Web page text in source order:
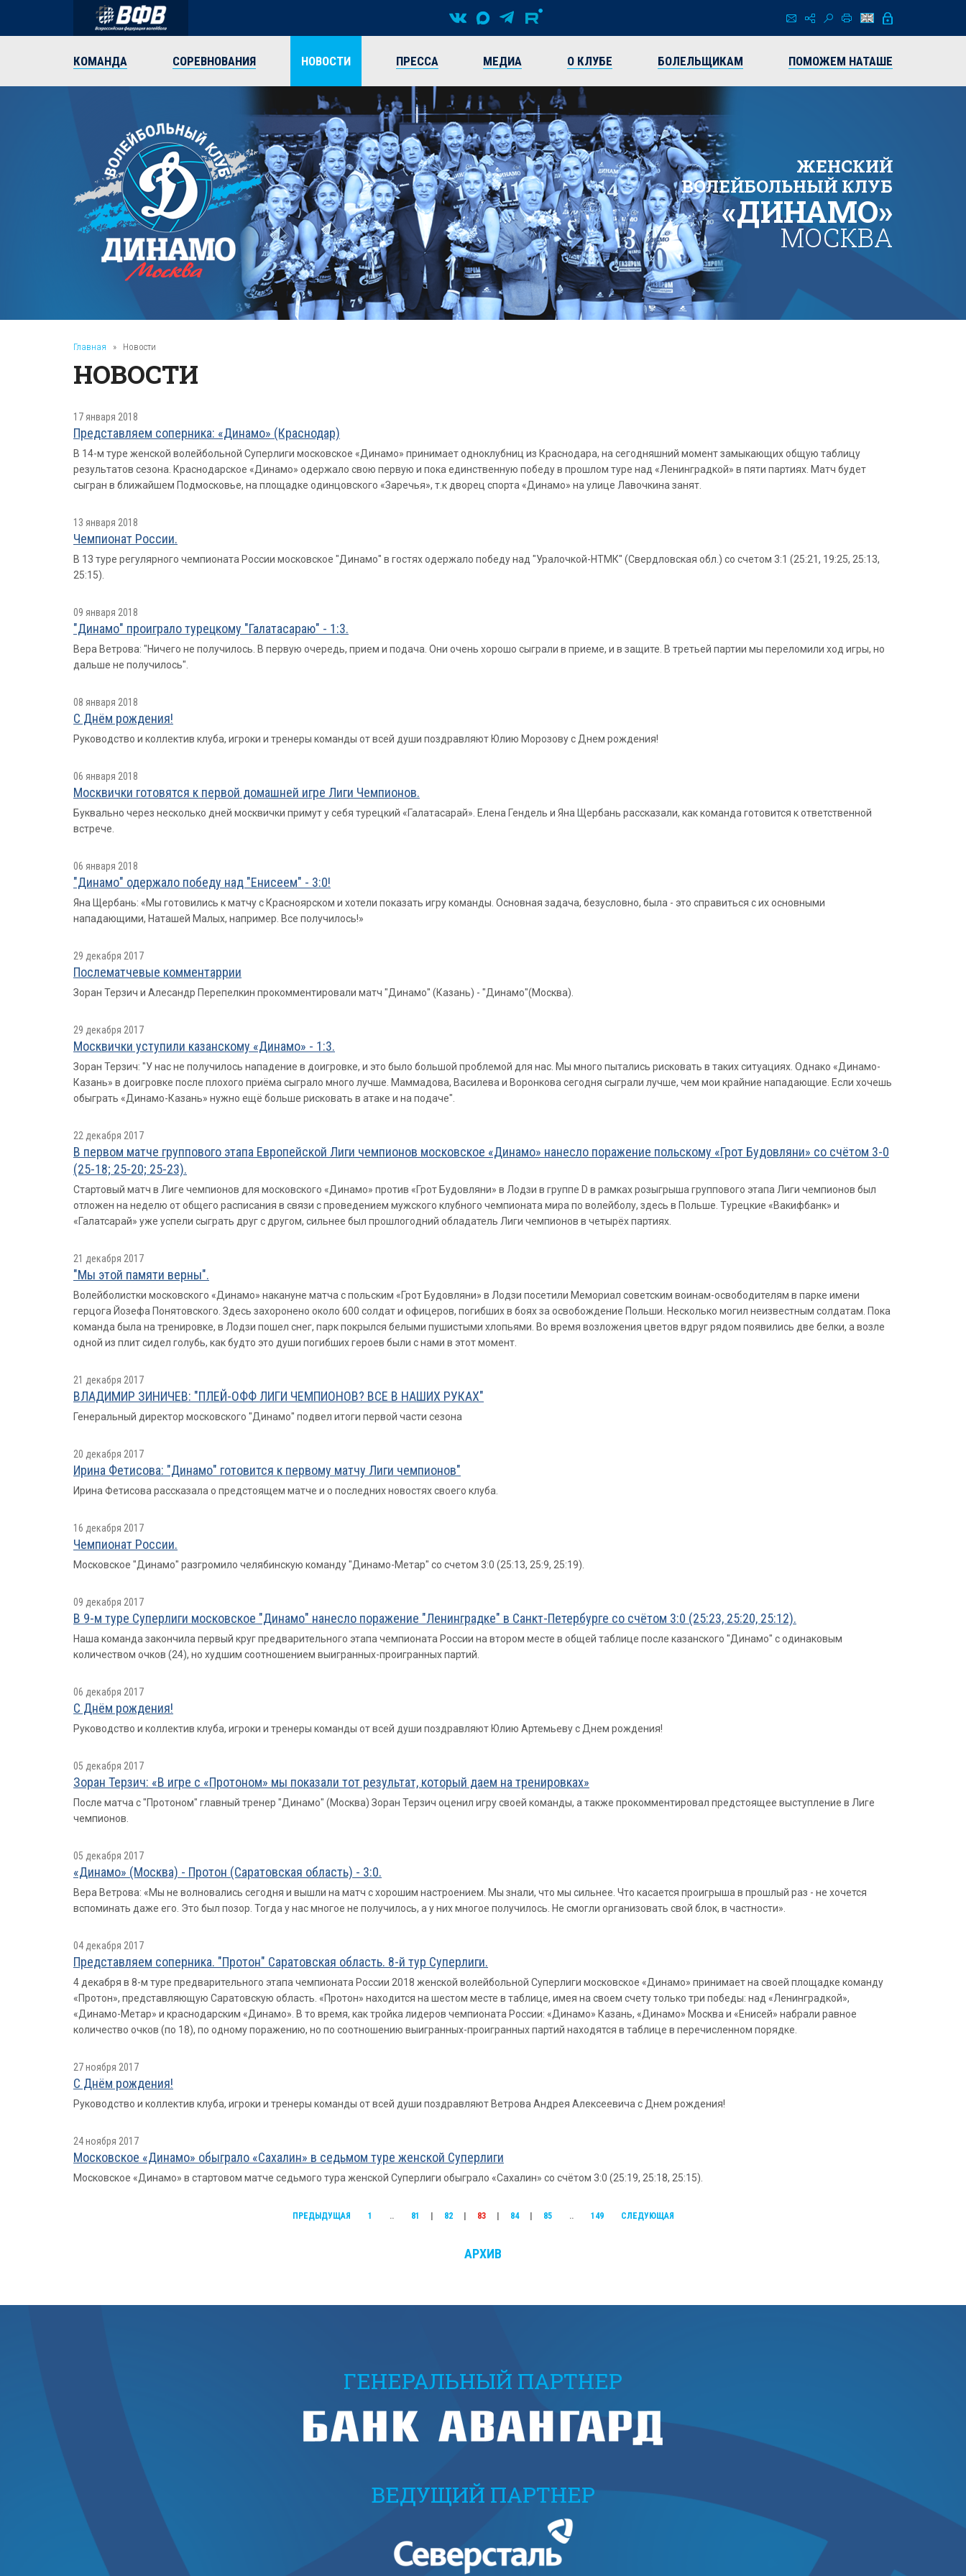
КОМАНДА СОРЕВНОВАНИЯ НОВОСТИ ПРЕССА МЕДИА О КЛУБЕ БОЛЕЛЬЩИКАМ ПОМОЖЕМ НАТАШЕ
ЖЕНСКИЙ
ВОЛЕЙБОЛЬНЫЙ КЛУБ
«ДИНАМО»
МОСКВА
Главная » Новости
НОВОСТИ
17 января 2018
Представляем соперника: «Динамо» (Краснодар)
В 14-м туре женской волейбольной Суперлиги московское «Динамо» принимает одноклубниц из Краснодара, на сегодняшний момент замыкающих общую таблицу
результатов сезона. Краснодарское «Динамо» одержало свою первую и пока единственную победу в прошлом туре над «Ленинградкой» в пяти партиях. Матч будет
сыгран в ближайшем Подмосковье, на площадке одинцовского «Заречья», т.к дворец спорта «Динамо» на улице Лавочкина занят.
13 января 2018
Чемпионат России.
В 13 туре регулярного чемпионата России московское "Динамо" в гостях одержало победу над "Уралочкой-НТМК" (Свердловская обл.) со счетом 3:1 (25:21, 19:25, 25:13,
25:15).
09 января 2018
"Динамо" проиграло турецкому "Галатасараю" - 1:3.
Вера Ветрова: "Ничего не получилось. В первую очередь, прием и подача. Они очень хорошо сыграли в приеме, и в защите. В третьей партии мы переломили ход игры, но
дальше не получилось".
08 января 2018
С Днём рождения!
Руководство и коллектив клуба, игроки и тренеры команды от всей души поздравляют Юлию Морозову с Днем рождения!
06 января 2018
Москвички готовятся к первой домашней игре Лиги Чемпионов.
Буквально через несколько дней москвички примут у себя турецкий «Галатасарай». Елена Гендель и Яна Щербань рассказали, как команда готовится к ответственной
встрече.
06 января 2018
"Динамо" одержало победу над "Енисеем" - 3:0!
Яна Щербань: «Мы готовились к матчу с Красноярском и хотели показать игру команды. Основная задача, безусловно, была - это справиться с их основными
нападающими, Наташей Малых, например. Все получилось!»
29 декабря 2017
Послематчевые комментаррии
Зоран Терзич и Алесандр Перепелкин прокомментировали матч "Динамо" (Казань) - "Динамо"(Москва).
29 декабря 2017
Москвички уступили казанскому «Динамо» - 1:3.
Зоран Терзич: "У нас не получилось нападение в доигровке, и это было большой проблемой для нас. Мы много пытались рисковать в таких ситуациях. Однако «Динамо-
Казань» в доигровке после плохого приёма сыграло много лучше. Маммадова, Василева и Воронкова сегодня сыграли лучше, чем мои крайние нападающие. Если хочешь
обыграть «Динамо-Казань» нужно ещё больше рисковать в атаке и на подаче".
22 декабря 2017
В первом матче группового этапа Европейской Лиги чемпионов московское «Динамо» нанесло поражение польскому «Грот Будовляни» со счётом 3-0
(25-18; 25-20; 25-23).
Стартовый матч в Лиге чемпионов для московского «Динамо» против «Грот Будовляни» в Лодзи в группе D в рамках розыгрыша группового этапа Лиги чемпионов был
отложен на неделю от общего расписания в связи с проведением мужского клубного чемпионата мира по волейболу, здесь в Польше. Турецкие «Вакифбанк» и
«Галатсарай» уже успели сыграть друг с другом, сильнее был прошлогодний обладатель Лиги чемпионов в четырёх партиях.
21 декабря 2017
"Мы этой памяти верны".
Волейболистки московского «Динамо» накануне матча с польским «Грот Будовляни» в Лодзи посетили Мемориал советским воинам-освободителям в парке имени
герцога Йозефа Понятовского. Здесь захоронено около 600 солдат и офицеров, погибших в боях за освобождение Польши. Несколько могил неизвестным солдатам. Пока
команда была на тренировке, в Лодзи пошел снег, парк покрылся белыми пушистыми хлопьями. Во время возложения цветов вдруг рядом появились две белки, а возле
одной из плит сидел голубь, как будто это души погибших героев были с нами в этот момент.
21 декабря 2017
ВЛАДИМИР ЗИНИЧЕВ: "ПЛЕЙ-ОФФ ЛИГИ ЧЕМПИОНОВ? ВСЕ В НАШИХ РУКАХ"
Генеральный директор московского "Динамо" подвел итоги первой части сезона
20 декабря 2017
Ирина Фетисова: "Динамо" готовится к первому матчу Лиги чемпионов"
Ирина Фетисова рассказала о предстоящем матче и о последних новостях своего клуба.
16 декабря 2017
Чемпионат России.
Московское "Динамо" разгромило челябинскую команду "Динамо-Метар" со счетом 3:0 (25:13, 25:9, 25:19).
09 декабря 2017
В 9-м туре Суперлиги московское "Динамо" нанесло поражение "Ленинградке" в Санкт-Петербурге со счётом 3:0 (25:23, 25:20, 25:12).
Наша команда закончила первый круг предварительного этапа чемпионата России на втором месте в общей таблице после казанского "Динамо" с одинаковым
количеством очков (24), но худшим соотношением выигранных-проигранных партий.
06 декабря 2017
С Днём рождения!
Руководство и коллектив клуба, игроки и тренеры команды от всей души поздравляют Юлию Артемьеву с Днем рождения!
05 декабря 2017
Зоран Терзич: «В игре с «Протоном» мы показали тот результат, который даем на тренировках»
После матча с "Протоном" главный тренер "Динамо" (Москва) Зоран Терзич оценил игру своей команды, а также прокомментировал предстоящее выступление в Лиге
чемпионов.
05 декабря 2017
«Динамо» (Москва) - Протон (Саратовская область) - 3:0.
Вера Ветрова: «Мы не волновались сегодня и вышли на матч с хорошим настроением. Мы знали, что мы сильнее. Что касается проигрыша в прошлый раз - не хочется
вспоминать даже его. Это был позор. Тогда у нас многое не получилось, а у них многое получилось. Не смогли организовать свой блок, в частности».
04 декабря 2017
Представляем соперника. "Протон" Саратовская область. 8-й тур Суперлиги.
4 декабря в 8-м туре предварительного этапа чемпионата России 2018 женской волейбольной Суперлиги московское «Динамо» принимает на своей площадке команду
«Протон», представляющую Саратовскую область. «Протон» находится на шестом месте в таблице, имея на своем счету только три победы: над «Ленинградкой»,
«Динамо-Метар» и краснодарским «Динамо». В то время, как тройка лидеров чемпионата России: «Динамо» Казань, «Динамо» Москва и «Енисей» набрали равное
количество очков (по 18), по одному поражению, но по соотношению выигранных-проигранных партий находятся в таблице в перечисленном порядке.
27 ноября 2017
С Днём рождения!
Руководство и коллектив клуба, игроки и тренеры команды от всей души поздравляют Ветрова Андрея Алексеевича с Днем рождения!
24 ноября 2017
Московское «Динамо» обыграло «Сахалин» в седьмом туре женской Суперлиги
Московское «Динамо» в стартовом матче седьмого тура женской Суперлиги обыграло «Сахалин» со счётом 3:0 (25:19, 25:18, 25:15).
ПРЕДЫДУЩАЯ 1 .. 81 82 83 84 85 .. 149 СЛЕДУЮЩАЯ
АРХИВ
ГЕНЕРАЛЬНЫЙ ПАРТНЕР
ВЕДУЩИЙ ПАРТНЕР